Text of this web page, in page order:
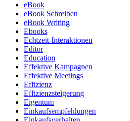
eBook
eBook Schreiben
eBook Writing
Ebooks
Echtzeit-Interaktionen
Editor
Education
Effektive Kampagnen
Effektive Meetings
Effizienz
Effizienzsteigerung
Eigentum
Einkaufsempfehlungen